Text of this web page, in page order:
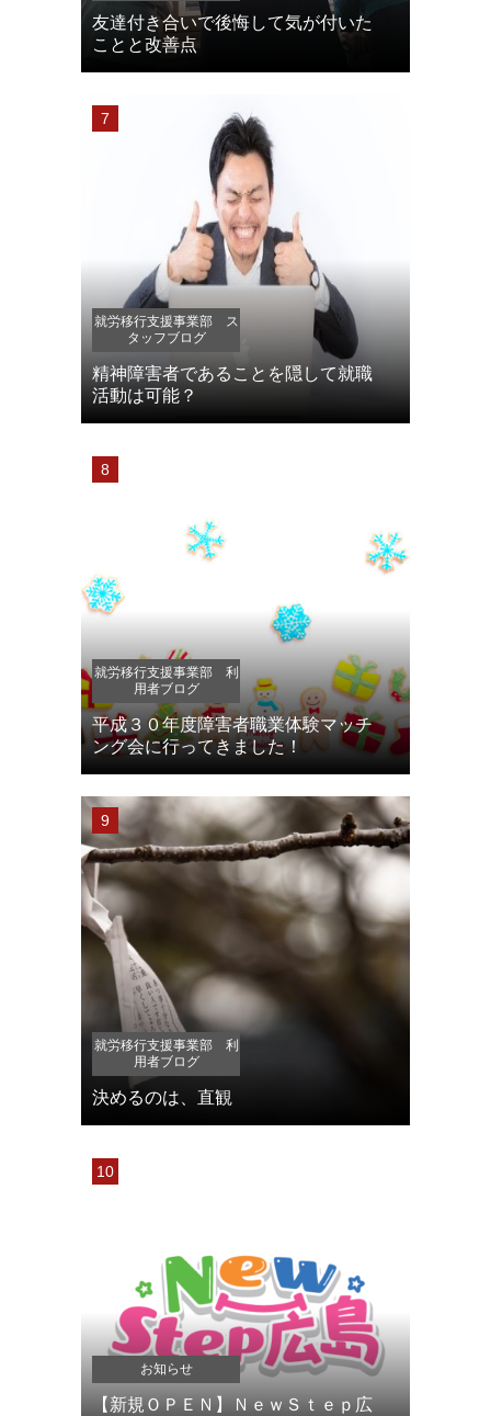
友達付き合いで後悔して気が付いた
ことと改善点
就労移行支援事業部 ス
タッフブログ
精神障害者であることを隠して就職
活動は可能？
就労移行支援事業部 利
用者ブログ
平成３０年度障害者職業体験マッチ
ング会に行ってきました！
就労移行支援事業部 利
用者ブログ
決めるのは、直観
お知らせ
【新規ＯＰＥＮ】ＮｅｗＳｔｅｐ広